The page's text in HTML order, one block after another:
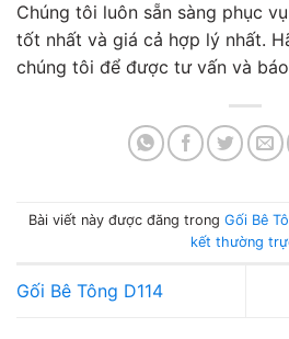
Chúng tôi luôn sẵn sàng phục
tốt nhất và giá cả hợp lý nhất.
chúng tôi để được tư vấn và
Bài viết này được đăng trong Gối Bê
kết thường
Gối Bê Tông D114